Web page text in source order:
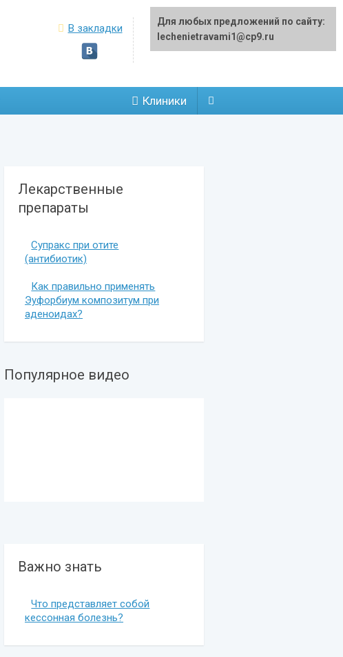
В закладки
Клиники
Лекарственные
препараты
Супракс при отите
(антибиотик)
Как правильно применять
Эуфорбиум композитум при
аденоидах?
Популярное видео
Важно знать
Что представляет собой
кессонная болезнь?
Для любых предложений по сайту:
lechenietravami1@cp9.ru